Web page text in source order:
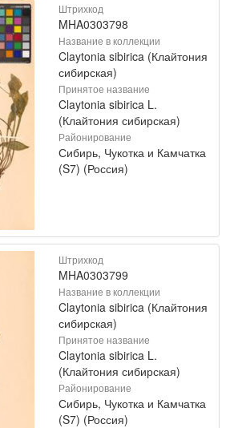
Штрихкод
MHA0303798
Название в коллекции
Claytonia sibirica (Клайтония
сибирская)
Принятое название
Claytonia sibirica L.
(Клайтония сибирская)
Районирование
Сибирь, Чукотка и Камчатка
(S7) (Россия)
Штрихкод
MHA0303799
Название в коллекции
Claytonia sibirica (Клайтония
сибирская)
Принятое название
Claytonia sibirica L.
(Клайтония сибирская)
Районирование
Сибирь, Чукотка и Камчатка
(S7) (Россия)